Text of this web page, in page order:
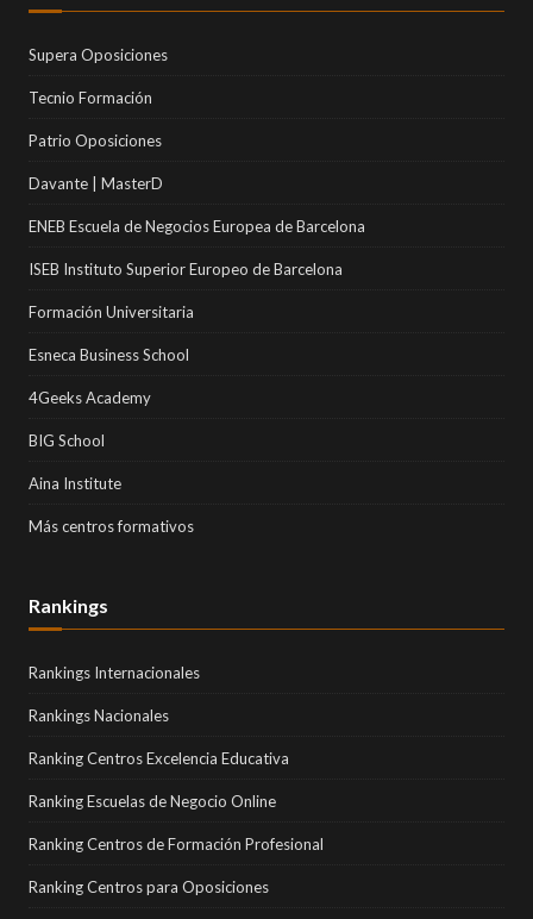
Supera Oposiciones
Tecnio Formación
Patrio Oposiciones
Davante | MasterD
ENEB Escuela de Negocios Europea de Barcelona
ISEB Instituto Superior Europeo de Barcelona
Formación Universitaria
Esneca Business School
4Geeks Academy
BIG School
Aina Institute
Más centros formativos
Rankings
Rankings Internacionales
Rankings Nacionales
Ranking Centros Excelencia Educativa
Ranking Escuelas de Negocio Online
Ranking Centros de Formación Profesional
Ranking Centros para Oposiciones